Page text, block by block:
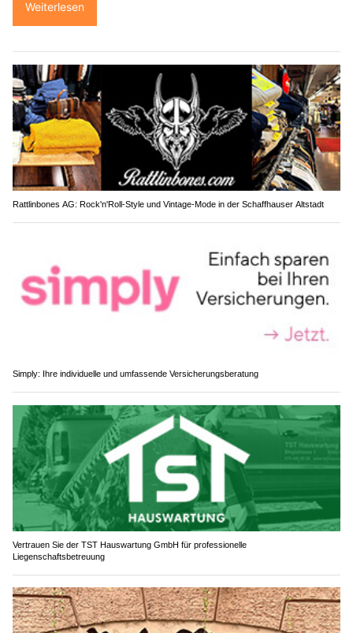
Weiterlesen
Rattlinbones AG: Rock'n'Roll-Style und Vintage-Mode in der Schaffhauser Altstadt
Simply: Ihre individuelle und umfassende Versicherungsberatung
Vertrauen Sie der TST Hauswartung GmbH für professionelle
Liegenschaftsbetreuung